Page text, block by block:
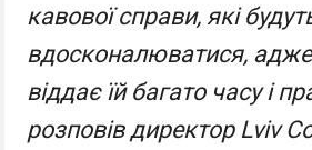
кавової справи, які
вдосконалюватися, адже
віддає їй багато часу і
розповів директор Lviv